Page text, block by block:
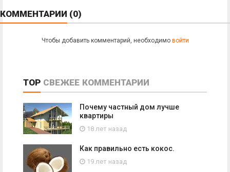
КОММЕНТАРИИ (0)
Чтобы добавить комментарий, необходимо войти
TOP СВЕЖЕЕ КОММЕНТАРИИ
Почему частный дом лучше
квартиры
18 лет назад
Как правильно есть кокос.
19 лет назад